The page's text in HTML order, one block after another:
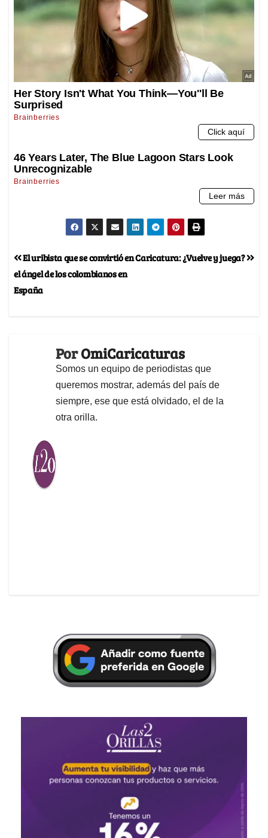
Caricatura: ¿Vuelve y juega?
El uribista que se convirtió en
el ángel de los colombianos en
España
PorOmiCaricaturas
Somos un equipo de periodistas que
queremos mostrar, además del país de
siempre, ese que está olvidado, el de la
otra orilla.